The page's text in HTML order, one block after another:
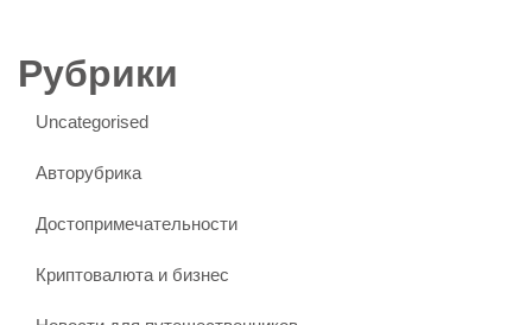
Рубрики
Uncategorised
Авторубрика
Достопримечательности
Криптовалюта и бизнес